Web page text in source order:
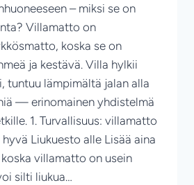
– miksi se on
Villamatto on
koska se on
ja kestävä. Villa hylkii
tuntuu lämpimältä jalan alla
— erinomainen yhdistelmä
1. Turvallisuus: villamatto
Liukuesto alle Lisää aina
villamatto on usein
silti liukua…